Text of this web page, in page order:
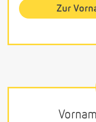
Zur